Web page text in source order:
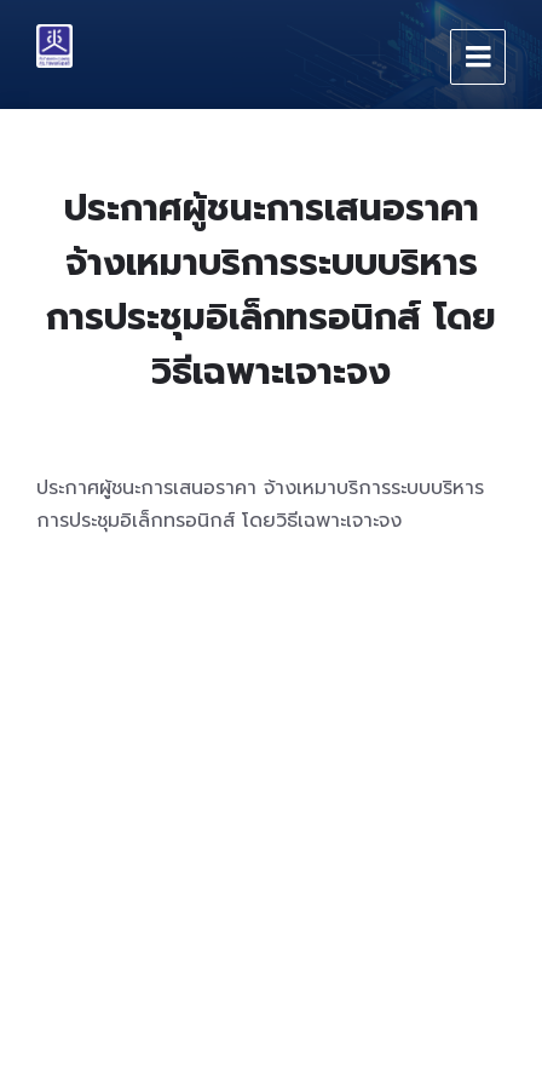
content
main
footer
ประกาศผู้ชนะการเสนอราคา
จ้างเหมาบริการระบบบริหาร
การประชุมอิเล็กทรอนิกส์ โดย
วิธีเฉพาะเจาะจง
ประกาศผู้ชนะการเสนอราคา จ้างเหมาบริการระบบบริหาร
การประชุมอิเล็กทรอนิกส์ โดยวิธีเฉพาะเจาะจง